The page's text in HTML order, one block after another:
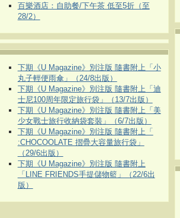
百樂酒店：自助餐/下午茶 低至5折（至
28/2）
下期《U Magazine》別注版 隨書附上「小
丸子輕便雨傘」（24/8出版）
下期《U Magazine》別注版 隨書附上「迪
士尼100周年限定旅行袋」（13/7出版）
下期《U Magazine》別注版 隨書附上「美
少女戰士旅行收納袋套裝」（6/7出版）
下期《U Magazine》別注版 隨書附上「
:CHOCOOLATE 摺疊大容量旅行袋」
（29/6出版）
下期《U Magazine》別注版 隨書附上
「LINE FRIENDS手提儲物籃」（22/6出
版）